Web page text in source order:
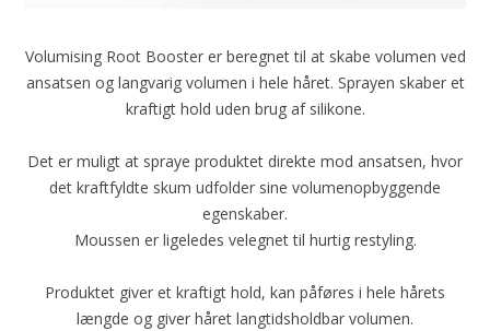
Volumising Root Booster er beregnet til at skabe volumen ved
ansatsen og langvarig volumen i hele håret. Sprayen skaber et
kraftigt hold uden brug af silikone.
Det er muligt at spraye produktet direkte mod ansatsen, hvor
det kraftfyldte skum udfolder sine volumenopbyggende
egenskaber.
Moussen er ligeledes velegnet til hurtig restyling.
Produktet giver et kraftigt hold, kan påføres i hele hårets
længde og giver håret langtidsholdbar volumen.